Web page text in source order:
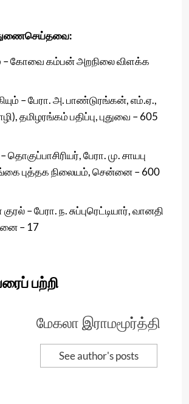
கோவை கம்பன் அறநிலை விளக்க
– பேரா. அ. பாண்டுரங்கன், எம்.ஏ.,
தமிழரங்கம் பதிப்பு, புதுவை – 605
தொகுப்பாசிரியர், பேரா. மு. சாயபு
புத்தக நிலையம், சென்னை – 600
– பேரா. ந. சுப்புரெட்டியார், வானதி
– 17
பற்றி
மேகலா இராமமூர்த்தி
See author's posts